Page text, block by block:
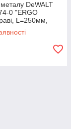
DeWALT
0 "ERGO
L=250мм,